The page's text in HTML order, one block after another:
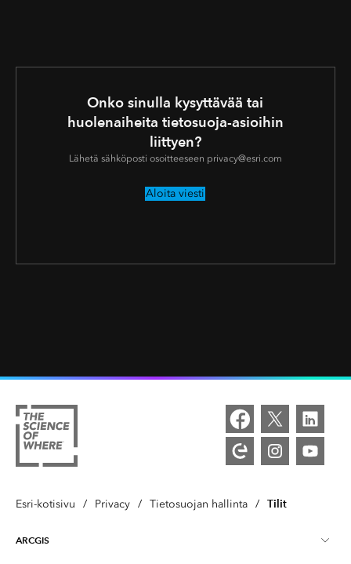
Onko sinulla kysyttävää tai
huolenaiheita tietosuoja-asioihin
liittyen?
Lähetä sähköposti osoitteeseen privacy@esri.com
Aloita viesti
Esri-kotisivu / Privacy / Tietosuojan hallinta / Tilit
ARCGIS